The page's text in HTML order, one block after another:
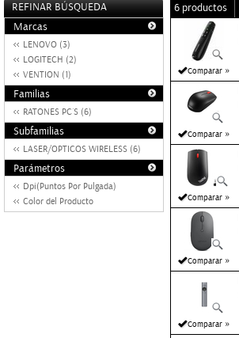
REFINAR BÚSQUEDA
Marcas
LENOVO (3)
LOGITECH (2)
VENTION (1)
Familias
RATONES PC´S (6)
Subfamilias
LASER/OPTICOS WIRELESS (6)
Parámetros
Dpi(Puntos Por Pulgada)
Color del Producto
6 productos
Comparar »
Comparar »
Comparar »
Comparar »
Comparar »